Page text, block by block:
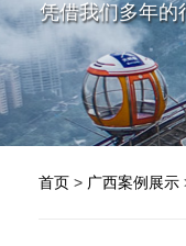
凭借我们多年的
首页 > 广西案例展示